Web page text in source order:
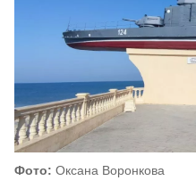
Фото: Оксана Воронкова